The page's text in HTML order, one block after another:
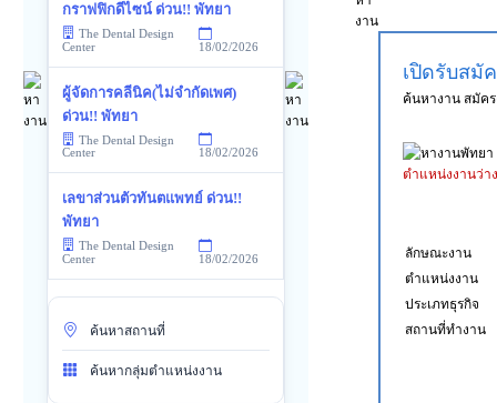
กราฟฟิกดีไซน์ ด่วน!! พัทยา
The Dental Design
Center
18/02/2026
ผู้จัดการคลีนิค(ไม่จำกัดเพศ)
ด่วน!! พัทยา
The Dental Design
Center
18/02/2026
เลขาส่วนตัวทันตแพทย์ ด่วน!!
พัทยา
The Dental Design
Center
18/02/2026
ค้นหาสถานที่
ค้นหากลุ่มตำแหน่งงาน
เปิดรับสมั
ค้นหางาน สมัค
ตำแหน่งงานว่า
ลักษณะงาน
ตำแหน่งงาน
ประเภทธุรกิจ
สถานที่ทำงาน